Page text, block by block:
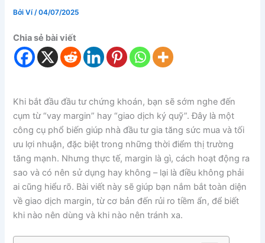
BởiVí/04/07/2025
Chia sẻ bài viết
Khi bắt đầu đầu tư chứng khoán, bạn sẽ sớm nghe đến
cụm từ “vay margin” hay “giao dịch ký quỹ”. Đây là một
công cụ phổ biến giúp nhà đầu tư gia tăng sức mua và tối
ưu lợi nhuận, đặc biệt trong những thời điểm thị trường
tăng mạnh. Nhưng thực tế, margin là gì, cách hoạt động ra
sao và có nên sử dụng hay không – lại là điều không phải
ai cũng hiểu rõ. Bài viết này sẽ giúp bạn nắm bắt toàn diện
về giao dịch margin, từ cơ bản đến rủi ro tiềm ẩn, để biết
khi nào nên dùng và khi nào nên tránh xa.